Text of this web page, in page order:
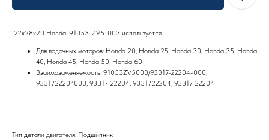
22x28x20 Honda, 91053-ZV5-003 используется
Для лодочных моторов: Honda 20, Honda 25, Honda 30, Honda 35, Honda
40, Honda 45, Honda 50, Honda 60
Взаимозаменяемость: 91053ZV5003/93317-22204-000,
9331722204000, 93317-22204, 9331722204, 93317 22204
Тип детали двигателя: Подшипник